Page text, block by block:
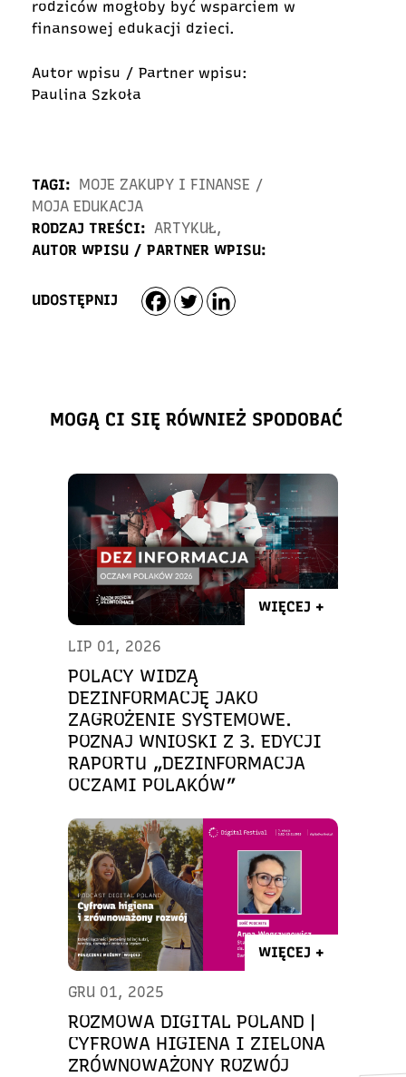
rodziców mogłoby być wsparciem w
finansowej edukacji dzieci.
Autor wpisu / Partner wpisu:
Paulina Szkoła
TAGI: MOJE ZAKUPY I FINANSE /
MOJA EDUKACJA
RODZAJ TREŚCI: ARTYKUŁ,
AUTOR WPISU / PARTNER WPISU:
UDOSTĘPNIJ
MOGĄ CI SIĘ RÓWNIEŻ SPODOBAĆ
WIĘCEJ +
LIP 01, 2026
POLACY WIDZĄ
DEZINFORMACJĘ JAKO
ZAGROŻENIE SYSTEMOWE.
POZNAJ WNIOSKI Z 3. EDYCJI
RAPORTU „DEZINFORMACJA
OCZAMI POLAKÓW”
WIĘCEJ +
GRU 01, 2025
ROZMOWA DIGITAL POLAND |
CYFROWA HIGIENA I ZIELONA
ZRÓWNOWAŻONY ROZWÓJ